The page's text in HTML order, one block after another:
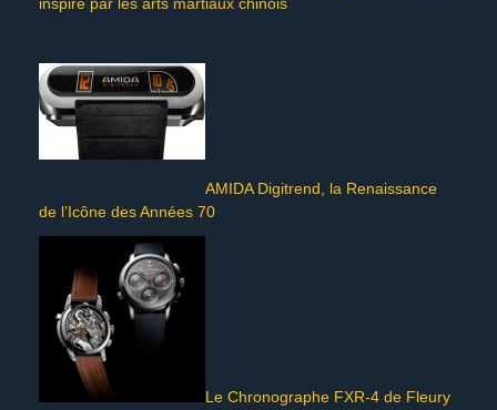
AMIDA Digitrend, la Renaissance
de l’Icône des Années 70
Le Chronographe FXR-4 de Fleury